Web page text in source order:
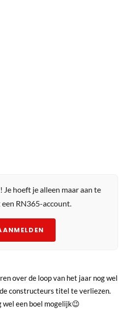
hoeft je alleen maar aan te
RN365-account.
over de loop van het jaar nog wel
constructeurs titel te verliezen.
wel een boel mogelijk😉